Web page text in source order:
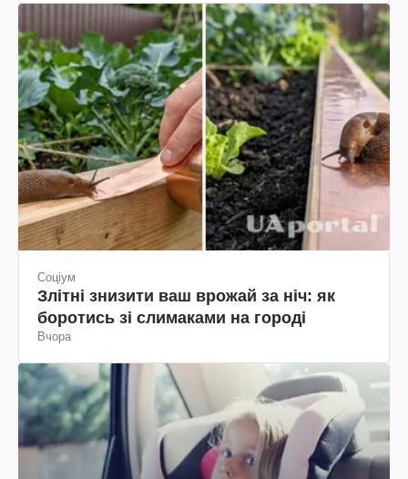
Соціум
Злітні знизити ваш врожай за ніч: як
боротись зі слимаками на городі
Вчора